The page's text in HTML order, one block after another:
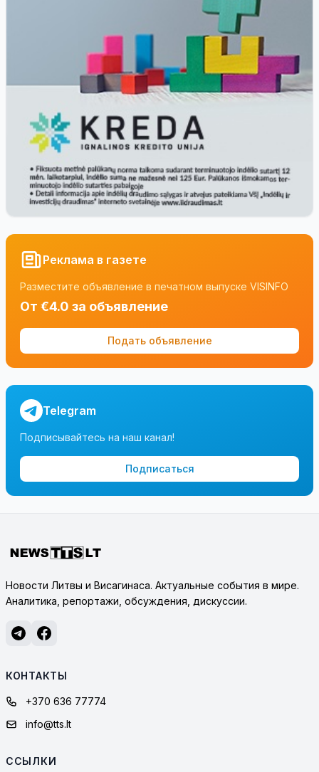
Реклама в газете
Разместите объявление в печатном выпуске VISINFO
От €4.0 за объявление
Подать объявление
Telegram
Подписывайтесь на наш канал!
Подписаться
Новости Литвы и Висагинаса. Актуальные события в мире.
Аналитика, репортажи, обсуждения, дискуссии.
КОНТАКТЫ
+370 636 77774
info@tts.lt
ССЫЛКИ